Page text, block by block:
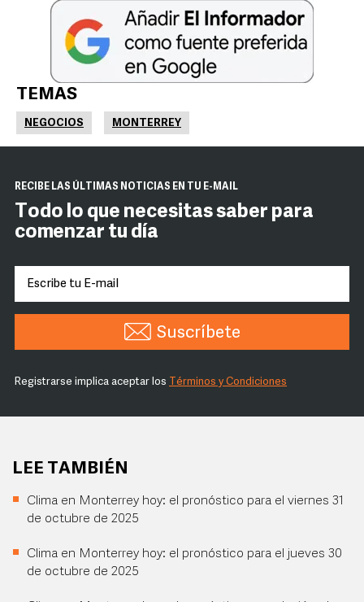
TEMAS
NEGOCIOS MONTERREY
RECIBE LAS ÚLTIMAS NOTICIAS EN TU E-MAIL
Todo lo que necesitas saber para
comenzar tu día
Suscríbete
Registrarse implica aceptar los Términos y Condiciones
LEE TAMBIÉN
Clima en Monterrey hoy: el pronóstico para el viernes 31
de octubre de 2025
Clima en Monterrey hoy: el pronóstico para el jueves 30
de octubre de 2025